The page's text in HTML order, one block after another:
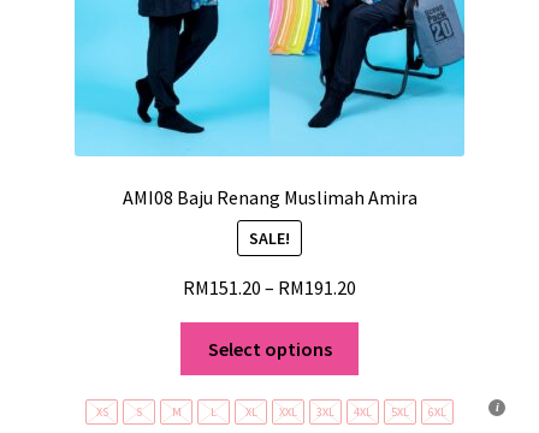
AMI08 Baju Renang Muslimah Amira
SALE!
RM151.20 – RM191.20
Select options
XS S M L XL XXL 3XL 4XL 5XL 6XL